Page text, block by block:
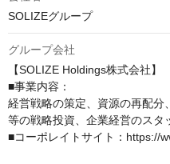
SOLIZEグループ
グループ会社
【SOLIZE Holdings株式会社】
■事業内容：
経営戦略の策定、資源の再配分
等の戦略投資、企業経営のスタ
■コーポレイトサイト：https://